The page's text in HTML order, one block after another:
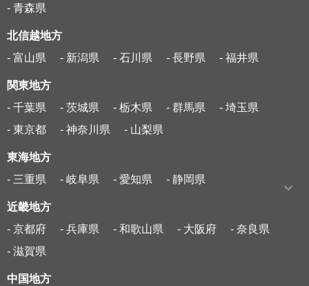
- 青森県
北信越地方
- 富山県
- 新潟県 - 石川県 - 長野県 - 福井県
関東地方
- 千葉県
- 茨城県 - 栃木県 - 群馬県
- 埼玉県
- 東京都
- 神奈川県 - 山梨県
東海地方
- 三重県
- 岐阜県 - 愛知県 - 静岡県
近畿地方
- 京都府
- 兵庫県 - 和歌山県 - 大阪府
- 奈良県
- 滋賀県
中国地方